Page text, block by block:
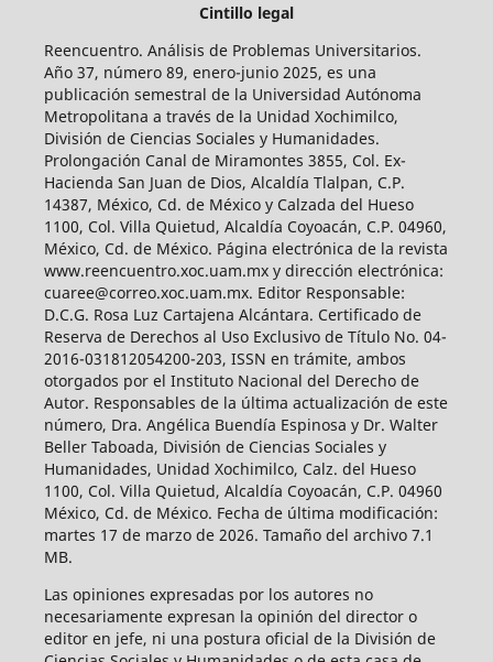
Cintillo legal
Reencuentro. Análisis de Problemas Universitarios.
Año 37, número 89, enero-junio 2025, es una
publicación semestral de la Universidad Autónoma
Metropolitana a través de la Unidad Xochimilco,
División de Ciencias Sociales y Humanidades.
Prolongación Canal de Miramontes 3855, Col. Ex-
Hacienda San Juan de Dios, Alcaldía Tlalpan, C.P.
14387, México, Cd. de México y Calzada del Hueso
1100, Col. Villa Quietud, Alcaldía Coyoacán, C.P. 04960,
México, Cd. de México. Página electrónica de la revista
www.reencuentro.xoc.uam.mx y dirección electrónica:
cuaree@correo.xoc.uam.mx. Editor Responsable:
D.C.G. Rosa Luz Cartajena Alcántara. Certificado de
Reserva de Derechos al Uso Exclusivo de Título No. 04-
2016-031812054200-203, ISSN en trámite, ambos
otorgados por el Instituto Nacional del Derecho de
Autor. Responsables de la última actualización de este
número, Dra. Angélica Buendía Espinosa y Dr. Walter
Beller Taboada, División de Ciencias Sociales y
Humanidades, Unidad Xochimilco, Calz. del Hueso
1100, Col. Villa Quietud, Alcaldía Coyoacán, C.P. 04960
México, Cd. de México. Fecha de última modificación:
martes 17 de marzo de 2026. Tamaño del archivo 7.1
MB.
Las opiniones expresadas por los autores no
necesariamente expresan la opinión del director o
editor en jefe, ni una postura oficial de la División de